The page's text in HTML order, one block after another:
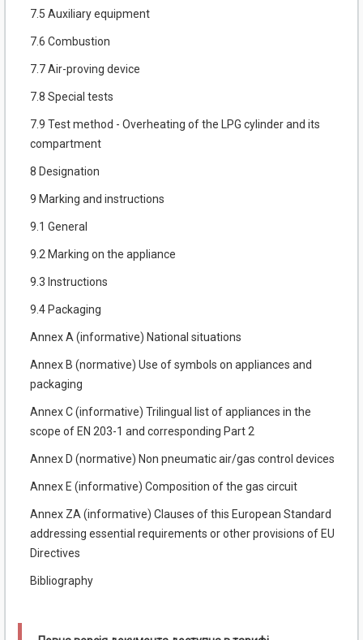
7.5 Auxiliary equipment
7.6 Combustion
7.7 Air-proving device
7.8 Special tests
7.9 Test method - Overheating of the LPG cylinder and its
compartment
8 Designation
9 Marking and instructions
9.1 General
9.2 Marking on the appliance
9.3 Instructions
9.4 Packaging
Annex A (informative) National situations
Annex В (normative) Use of symbols on appliances and
packaging
Annex C (informative) Trilingual list of appliances in the
scope of EN 203-1 and corresponding Part 2
Annex D (normative) Non pneumatic air/gas control devices
Annex E (informative) Composition of the gas circuit
Annex ZA (informative) Clauses of this European Standard
addressing essential requirements or other provisions of EU
Directives
Bibliography